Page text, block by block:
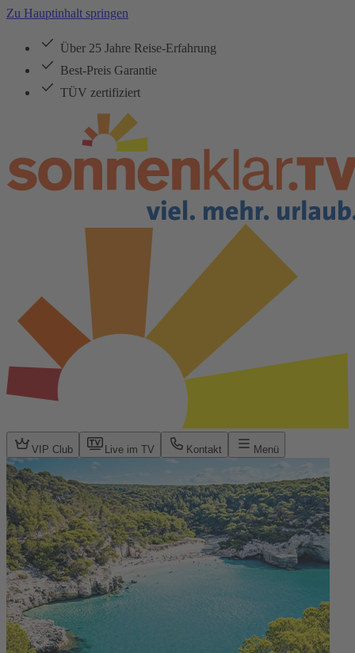
Zu Hauptinhalt springen
Über 25 Jahre Reise-Erfahrung
Best-Preis Garantie
TÜV zertifiziert
VIP Club Live im TV Kontakt Menü